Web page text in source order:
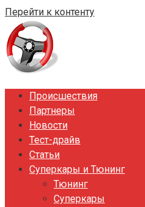
Перейти к контенту
Происшествия
Партнеры
Новости
Тест-драйв
Статьи
Суперкары и Тюнинг
Тюнинг
Суперкары